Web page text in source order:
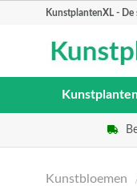
KunstplantenXL -
Kunstbloemen